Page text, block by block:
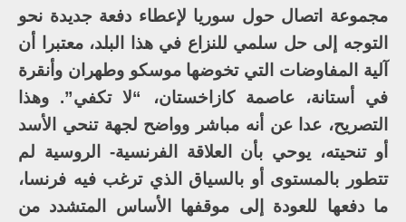
مجموعة اتصال حول سوريا لإعطاء دفعة جديدة نحو
التوجه إلى حل سلمي للنزاع في هذا البلد، معتبرا أن
آلية المفاوضات التي تخوضها موسكو وطهران وأنقرة
في أستانة، عاصمة كازاخستان، “لا تكفي”. وهذا
التصريح، عدا عن أنه مباشر وواضح لجهة تنحي الأسد
أو تنحيته، يوحي بأن العلاقة الفرنسية- الروسية لم
تتطور بالمستوى أو بالسياق الذي ترغب فيه فرنسا،
ما دفعها للعودة إلى موقفها الأساس المتشدد من